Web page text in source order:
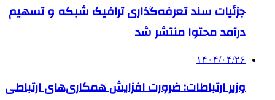
جزئیات سند تعرفه‌گذاری ترافیک شبکه و تسهیم
درآمد محتوا منتشر شد
۱۴۰۴/۰۴/۲۶
وزیر ارتباطات: ضرورت افزایش همکاری‌های ارتباطی